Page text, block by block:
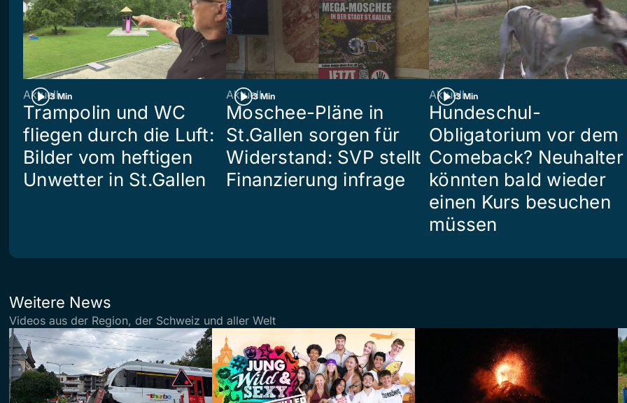
3 Min
Aktuell
Trampolin und WC
fliegen durch die Luft:
Bilder vom heftigen
Unwetter in St.Gallen
3 Min
Aktuell
Moschee-Pläne in
St.Gallen sorgen für
Widerstand: SVP stellt
Finanzierung infrage
3 Min
Aktuell
Hundeschul-
Obligatorium vor dem
Comeback? Neuhalter
könnten bald wieder
einen Kurs besuchen
müssen
Weitere News
Videos aus der Region, der Schweiz und aller Welt